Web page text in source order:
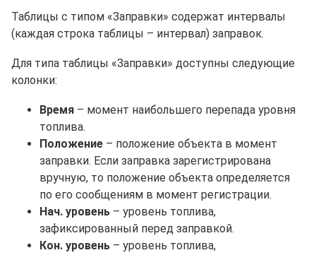
Таблицы с типом «Заправки» содержат интервалы
(каждая строка таблицы – интервал) заправок.
Для типа таблицы «Заправки» доступны следующие
колонки:
Время – момент наибольшего перепада уровня
топлива.
Положение – положение объекта в момент
заправки. Если заправка зарегистрирована
вручную, то положение объекта определяется
по его сообщениям в момент регистрации.
Нач. уровень – уровень топлива,
зафиксированный перед заправкой.
Кон. уровень – уровень топлива,